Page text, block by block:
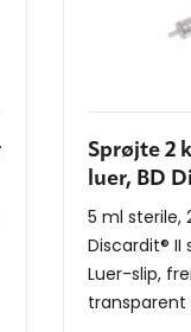
Sprøjte 2
luer, BD
5 ml
Discardit® II
Luer-slip,
transparent